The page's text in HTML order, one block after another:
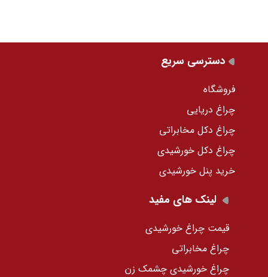
دسترسی سریع
فروشگاه
چراغ دریایی
چراغ دکل مخابراتی
چراغ دکل خورشیدی
خرید پنل خورشیدی
لینک های مفید
قیمت چراغ خورشیدی
چراغ مخابراتی
چراغ خورشیدی چشمک زن